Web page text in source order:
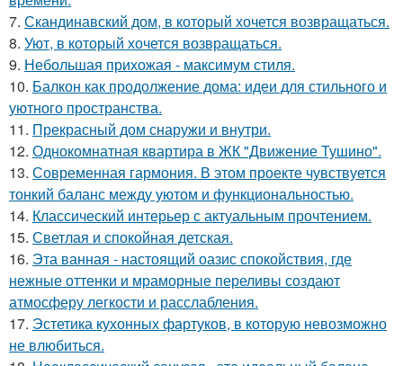
7. Скандинавский дом, в который хочется возвращаться.
8. Уют, в который хочется возвращаться.
9. Небольшая прихожая - максимум стиля.
10. Балкон как продолжение дома: идеи для стильного и
уютного пространства.
11. Прекрасный дом снаружи и внутри.
12. Однокомнатная квартира в ЖК "Движение Тушино".
13. Современная гармония. В этом проекте чувствуется
тонкий баланс между уютом и функциональностью.
14. Классический интерьер с актуальным прочтением.
15. Светлая и спокойная детская.
16. Эта ванная - настоящий оазис спокойствия, где
нежные оттенки и мраморные переливы создают
атмосферу легкости и расслабления.
17. Эстетика кухонных фартуков, в которую невозможно
не влюбиться.